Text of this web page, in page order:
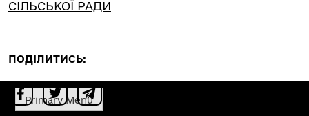
СІЛЬСЬКОЇ РАДИ
ПОДІЛИТИСЬ:
Primary Menu